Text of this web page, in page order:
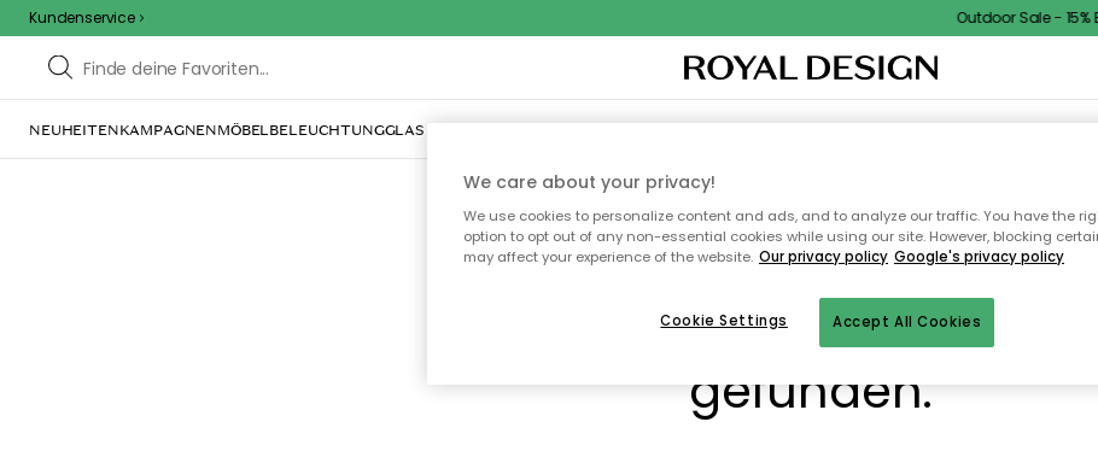
Kundenservice Outdoor Sale - 15%
NEUHEITENKAMPAGNENMÖBELBELEUCHTUNGGLAS & GESCHIRRINNENEINRICHTUNGTEXTILIEN & TEPPICHEKÜCHEAUFBEWAHRUNG
Ooops, die Seite wurde
gefunden.
We care about your privacy!
We use cookies to personalize content and ads, and to analyze our traffic. You have the
option to opt out of any non-essential cookies while using our site. However, blocking
may affect your experience of the website. Our privacy policy Google's privacy policy
Accept All Cookies
Cookie Settings